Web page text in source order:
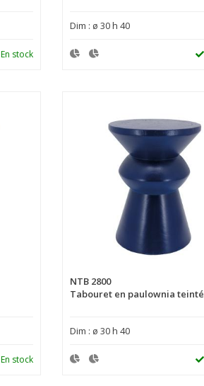
En stock
Dim : ø 30 h 40
En stock
NTB 2800
Tabouret en paulownia teinté
Dim : ø 30 h 40